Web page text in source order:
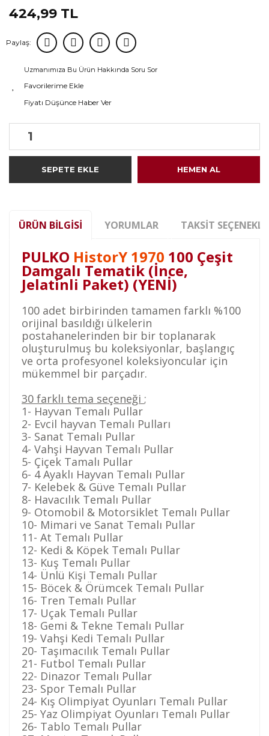
424,99 TL
Paylaş:
Uzmanımıza Bu Ürün Hakkında Soru Sor
Fiyatı Düşünce Haber Ver
SEPETE EKLE HEMEN AL
ÜRÜN BILGISI YORUMLAR TAKSIT
PULKO HistorY 1970 100 Çeşit
Damgalı Tematik (İnce,
Jelatinli Paket) (YENİ)
100 adet birbirinden tamamen farklı %100
orijinal basıldığı ülkelerin
postahanelerinden bir bir toplanarak
oluşturulmuş bu koleksiyonlar, başlangıç
ve orta profesyonel koleksiyoncular için
mükemmel bir parçadır.
30 farklı tema seçeneği ;
1- Hayvan Temalı Pullar
2- Evcil hayvan Temalı Pulları
3- Sanat Temalı Pullar
4- Vahşi Hayvan Temalı Pullar
5- Çiçek Tamalı Pullar
6- 4 Ayaklı Hayvan Temalı Pullar
7- Kelebek & Güve Temalı Pullar
8- Havacılık Temalı Pullar
9- Otomobil & Motorsiklet Temalı Pullar
10- Mimari ve Sanat Temalı Pullar
11- At Temalı Pullar
12- Kedi & Köpek Temalı Pullar
13- Kuş Temalı Pullar
14- Ünlü Kişi Temalı Pullar
15- Böcek & Örümcek Temalı Pullar
16- Tren Temalı Pullar
17- Uçak Temalı Pullar
18- Gemi & Tekne Temalı Pullar
19- Vahşi Kedi Temalı Pullar
20- Taşımacılık Temalı Pullar
21- Futbol Temalı Pullar
22- Dinazor Temalı Pullar
23- Spor Temalı Pullar
24- Kış Olimpiyat Oyunları Temalı Pullar
25- Yaz Olimpiyat Oyunları Temalı Pullar
26- Tablo Temalı Pullar